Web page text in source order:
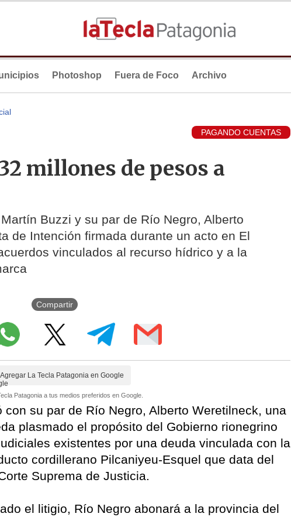
Photoshop Fuera de Foco Archivo
PAGANDO CUENTAS
millones de pesos a
Buzzi y su par de Río Negro, Alberto
de Intención firmada durante un acto en El
vinculados al recurso hídrico y a la
Compartir
Agregar La Tecla Patagonia en Google
Patagonia a tus medios preferidos en Google.
su par de Río Negro, Alberto Weretilneck, una
plasmado el propósito del Gobierno rionegrino
existentes por una deuda vinculada con la
cordillerano Pilcaniyeu-Esquel que data del
Suprema de Justicia.
el litigio, Río Negro abonará a la provincia del